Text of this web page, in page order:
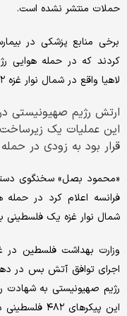
حملات منتشر نشده است.
برخی منابع پزشکی در
کردند که در حمله هوایی
لاهیا واقع در شمال نوار غزه ۲ فلسطینی به شهادت رسیدند.
ارتش رژیم صهیونیستی
این عملیات یک
قرار بود به زودی در
«محمود بصل» سخنگوی
فرانسه اعلام کرد در حمله
شمال نوار غزه یک فلسطینی
وزارت بهداشت فلسطین در
این